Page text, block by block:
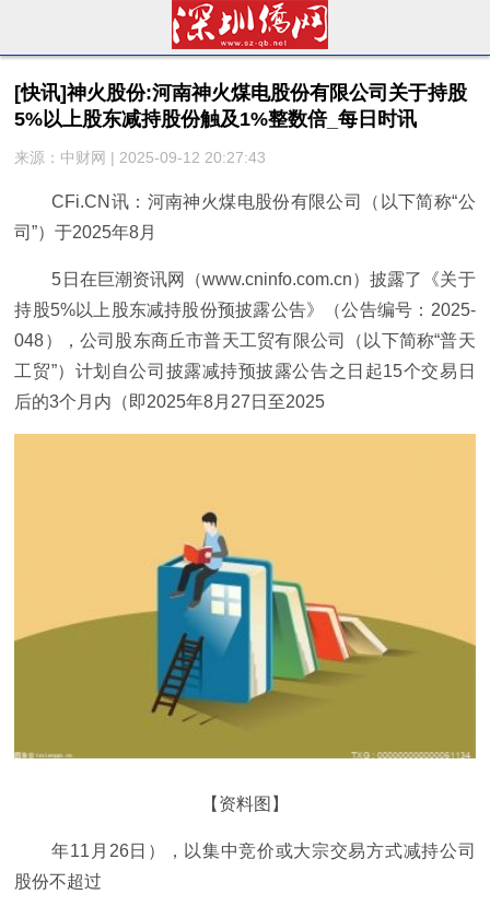
[快讯]神火股份:河南神火煤电股份有限公司关于持股
5%以上股东减持股份触及1%整数倍_每日时讯
来源：中财网 | 2025-09-12 20:27:43
CFi.CN讯：河南神火煤电股份有限公司（以下简称“公
司”）于2025年8月
5日在巨潮资讯网（www.cninfo.com.cn）披露了《关于
持股5%以上股东减持股份预披露公告》（公告编号：2025-
048），公司股东商丘市普天工贸有限公司（以下简称“普天
工贸”）计划自公司披露减持预披露公告之日起15个交易日
后的3个月内（即2025年8月27日至2025
【资料图】
年11月26日），以集中竞价或大宗交易方式减持公司
股份不超过